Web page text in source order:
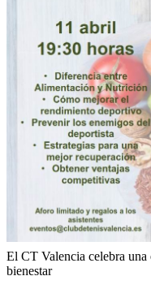
El CT Valencia celebra
bienestar